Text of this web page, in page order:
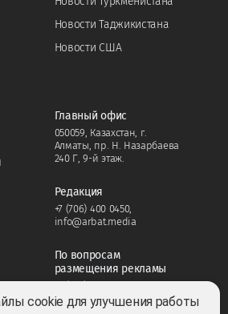
Новости Таджикистана
Новости США
Главный офис
050059, Казахстан, г.
Алматы, пр. Н. Назарбаева
240 Г, 9-й этаж.
Редакция
+7 (706) 400 0450,
info@arbat.media
По вопросам
размещения рекламы
adv@arbat.media
cookie для улучшения работы